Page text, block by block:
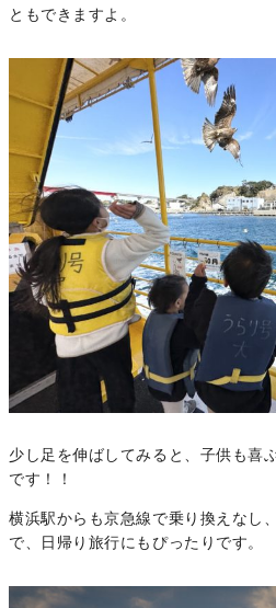
ともできますよ。
少し足を伸ばしてみると、子供も喜
です！！
横浜駅からも京急線で乗り換えなし
で、日帰り旅行にもぴったりです。